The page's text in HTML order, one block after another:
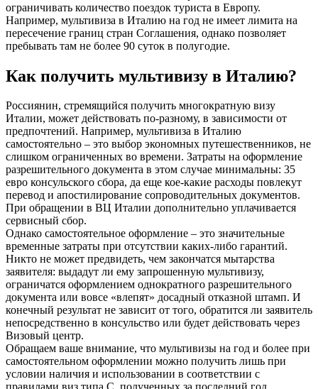
ограничивать количество поездок туриста в Европу.
Например, мультивиза в Италию на год не имеет лимита на
пересечение границ стран Соглашения, однако позволяет
пребывать там не более 90 суток в полугодие.
Как получить мультивизу в Италию?
Россиянин, стремящийся получить многократную визу
Италии, может действовать по-разному, в зависимости от
предпочтений. Например, мультивиза в Италию
самостоятельно – это выбор экономных путешественников, не
слишком ограниченных во времени. Затраты на оформление
разрешительного документа в этом случае минимальны: 35
евро консульского сбора, да еще кое-какие расходы повлекут
перевод и апостилирование сопроводительных документов.
При обращении в ВЦ Италии дополнительно уплачивается
сервисный сбор.
Однако самостоятельное оформление – это значительные
временные затраты при отсутствии каких-либо гарантий.
Никто не может предвидеть, чем закончатся мытарства
заявителя: выдадут ли ему запрошенную мультивизу,
ограничатся оформлением однократного разрешительного
документа или вовсе «влепят» досадный отказной штамп. И
конечный результат не зависит от того, обратится ли заявитель
непосредственно в консульство или будет действовать через
Визовый центр.
Обращаем ваше внимание, что мультивизы на год и более при
самостоятельном оформлении можно получить лишь при
условии наличия и использовании в соответствии с